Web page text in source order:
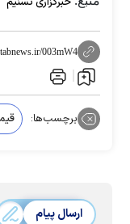
003mW4
برچسب‌ها:
ارسال پیام